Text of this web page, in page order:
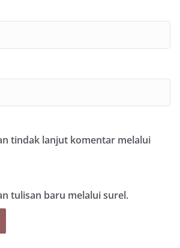
tindak lanjut komentar melalui
tulisan baru melalui surel.